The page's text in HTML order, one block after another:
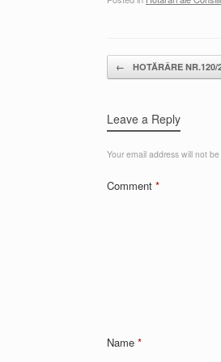
Post navigation
← HOTĂRÂRE NR.120/
Leave a Reply
Your email address will not
Comment *
Name *